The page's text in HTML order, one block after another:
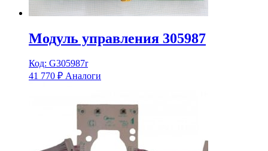
Модуль управления 305987
Код: G305987r
41 770 ₽ Аналоги